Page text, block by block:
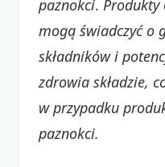
paznokci. Produkty
mogą świadczyć o
składników i
zdrowia składzie,
w przypadku
paznokci.